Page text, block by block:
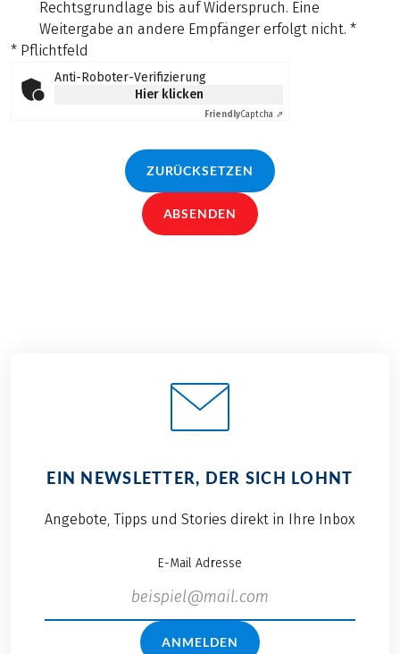
Rechtsgrundlage bis auf Widerspruch. Eine
Weitergabe an andere Empfänger erfolgt nicht. *
* Pflichtfeld
Anti-Roboter-Verifizierung
Hier klicken
FriendlyCaptcha ⇗
ZURÜCKSETZEN
ABSENDEN
EIN NEWSLETTER, DER SICH LOHNT
Angebote, Tipps und Stories direkt in Ihre Inbox
E-Mail Adresse
ANMELDEN